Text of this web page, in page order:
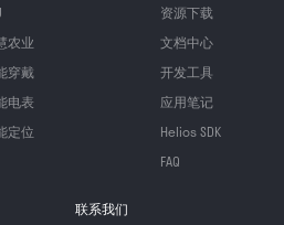
农业
穿戴
电表
定位
资源下载
文档中心
开发工具
应用笔记
Helios SDK
FAQ
联系我们